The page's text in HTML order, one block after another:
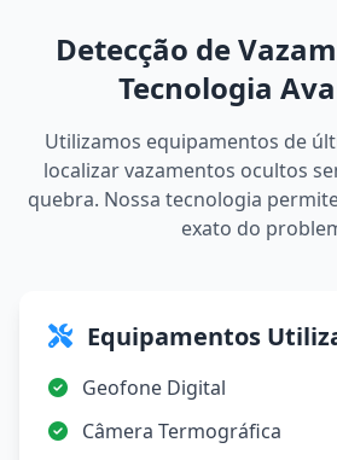
Detecção de
Tecnologia
Utilizamos equipamentos de
localizar vazamentos ocultos
quebra. Nossa tecnologia
exato do
Equipamentos
Geofone Digital
Câmera Termográfica